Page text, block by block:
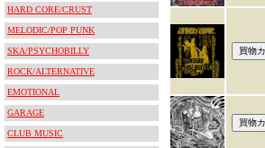
HARD CORE/CRUST
MELODIC/POP PUNK
SKA/PSYCHOBILLY
ROCK/ALTERNATIVE
EMOTIONAL
GARAGE
CLUB MUSIC